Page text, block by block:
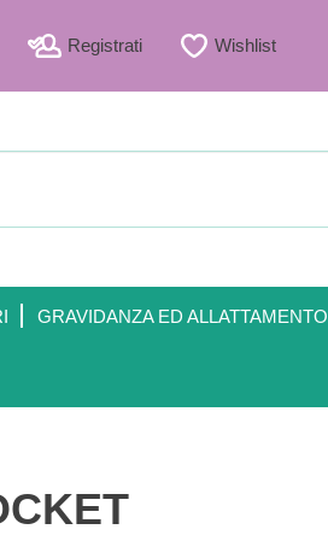
Registrati Wishlist
GRAVIDANZA ED ALLATTAMENTO